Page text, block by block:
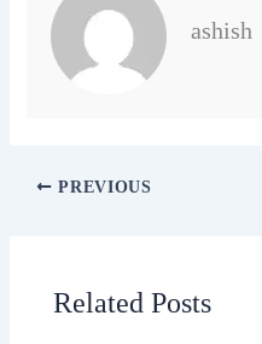
ashish
PREVIOUS
Related Posts